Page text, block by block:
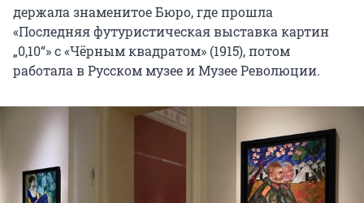
держала знаменитое Бюро, где прошла
«Последняя футуристическая выставка картин
„0,10“» с «Чёрным квадратом» (1915), потом
работала в Русском музее и Музее Революции.